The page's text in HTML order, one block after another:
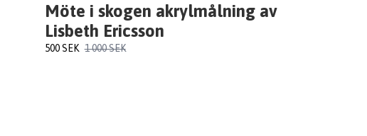
Möte i skogen akrylmålning av
Lisbeth Ericsson
500 SEK 1 000 SEK